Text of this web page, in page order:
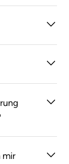
lang
werden:
mir